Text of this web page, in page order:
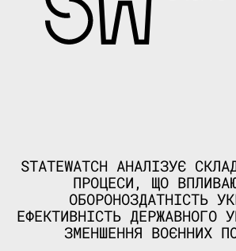
STATEWATCH АНАЛІЗУЄ
ПРОЦЕСИ, ЩО
ОБОРОНОЗДАТНІСТЬ
ЕФЕКТИВНІСТЬ ДЕРЖАВНОГО
ЗМЕНШЕННЯ ВОЄННИХ